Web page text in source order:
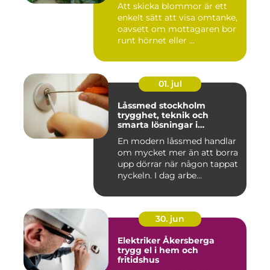
Att skicka blommor är ett
enkelt sätt att visa omtanke,
oavsett om mottagaren bor
runt hörnet eller ...
01. jul
Låssmed stockholm
trygghet, teknik och
smarta lösningar i
En modern låssmed handlar
om mycket mer än att borra
upp dörrar när någon tappat
nyckeln. I dag arbe...
30. jun
Elektriker Åkersberga
trygg el i hem och
fritidshus